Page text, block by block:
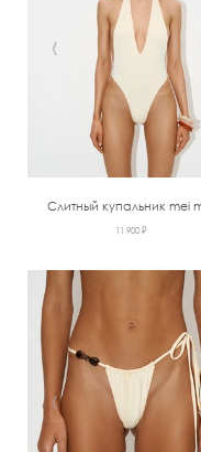
‹
Слитный купальник mei
11 900 ₽
‹